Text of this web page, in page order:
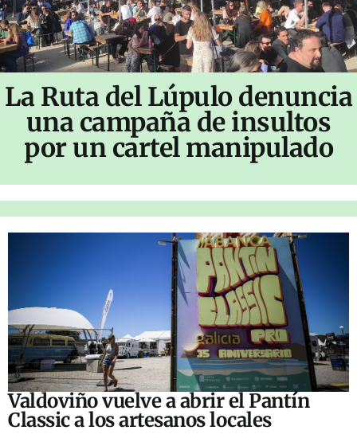
La Ruta del Lúpulo denuncia
una campaña de insultos
por un cartel manipulado
Valdoviño vuelve a abrir el Pantín
Classic a los artesanos locales